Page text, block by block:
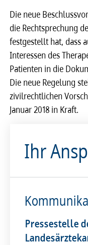
Die neue
die Rechtsprechung
festgestellt hat, dass
Interessen des
Patienten in die
Die neue Regelung
zivilrechtlichen
Januar 2018 in Kraft.
Ihr
Pressestelle